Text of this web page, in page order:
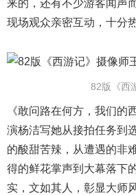
来的，还有不少游客闻声
现场观众亲密互动，十分热
82版《西
《敢问路在何方，我们的
演杨洁写她从接拍任务到
的酸甜苦辣，从遭遇的非
得的鲜花掌声到大幕落下
实，文如其人，彰显大师